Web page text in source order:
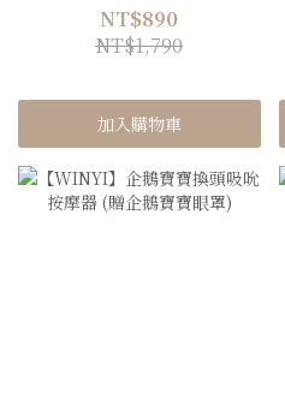
NT$890
NT$1,790
加入購物車